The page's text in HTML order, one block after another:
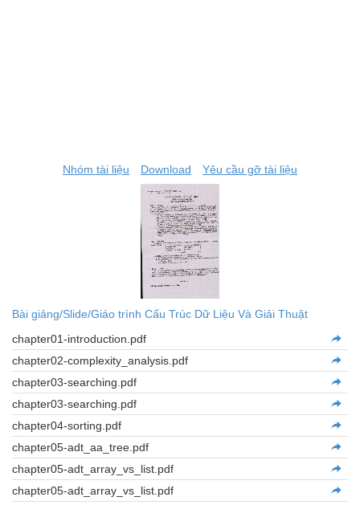
Nhóm tài liệu Download Yêu cầu gỡ tài liệu
Bài giảng/Slide/Giáo trình Cấu Trúc Dữ Liệu Và Giải Thuật
chapter01-introduction.pdf
chapter02-complexity_analysis.pdf
chapter03-searching.pdf
chapter03-searching.pdf
chapter04-sorting.pdf
chapter05-adt_aa_tree.pdf
chapter05-adt_array_vs_list.pdf
chapter05-adt_array_vs_list.pdf